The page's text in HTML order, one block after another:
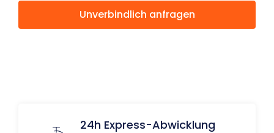
Unverbindlich anfragen
24h Express-Abwicklung